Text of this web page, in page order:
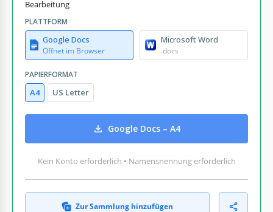
Bearbeitung
PLATTFORM
Google Docs
Öffnet im Browser
Microsoft Word
.docs
PAPIERFORMAT
A4 US Letter
Google Docs – A4
Kein Konto erforderlich • Namensnennung erforderlich
Zur Sammlung hinzufügen